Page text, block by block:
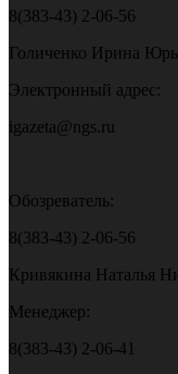
8(383-43) 2-06-56
Голиченко Ирина
Электронный адрес:
igazeta@ngs.ru
Обозреватель:
8(383-43) 2-06-56
Кривякина Наталья
Менеджер:
8(383-43) 2-06-41